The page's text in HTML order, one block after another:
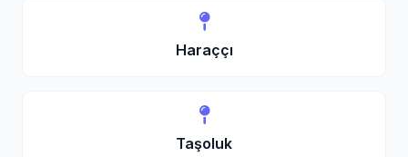
Haraççı
Taşoluk